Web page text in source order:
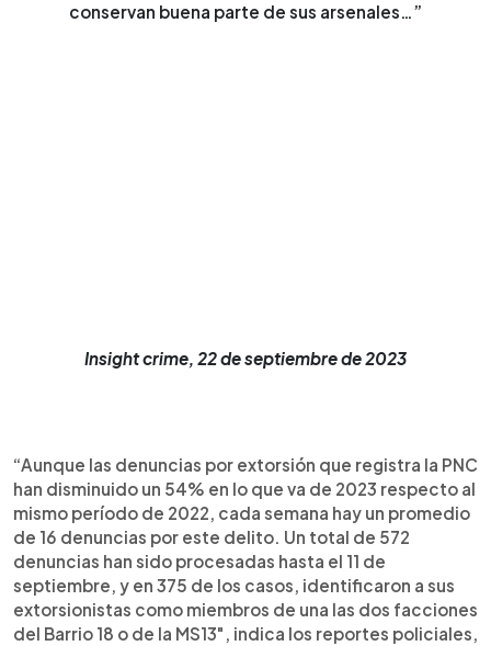
conservan buena parte de sus arsenales…”
Insight crime, 22 de septiembre de 2023
“Aunque las denuncias por extorsión que registra la PNC
han disminuido un 54% en lo que va de 2023 respecto al
mismo período de 2022, cada semana hay un promedio
de 16 denuncias por este delito. Un total de 572
denuncias han sido procesadas hasta el 11 de
septiembre, y en 375 de los casos, identificaron a sus
extorsionistas como miembros de una las dos facciones
del Barrio 18 o de la MS13", indica los reportes policiales,